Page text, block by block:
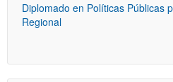
Diplomado en Políticas Públicas
Regional